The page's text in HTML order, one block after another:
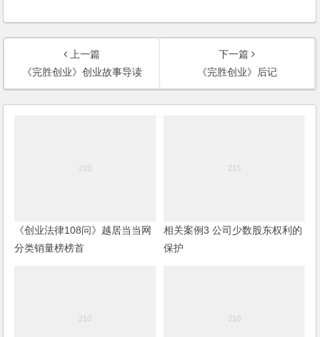
上一篇
《完胜创业》创业故事导读
下一篇
《完胜创业》后记
《创业法律108问》越居当当网
分类销量榜榜首
相关案例3 公司少数股东权利的
保护